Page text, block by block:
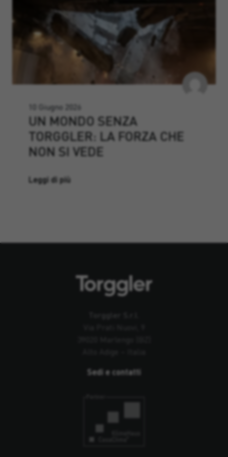
10 Giugno 2026
UN MONDO SENZA
TORGGLER: LA FORZA CHE
NON SI VEDE
Leggi di più
Sedi e contatti